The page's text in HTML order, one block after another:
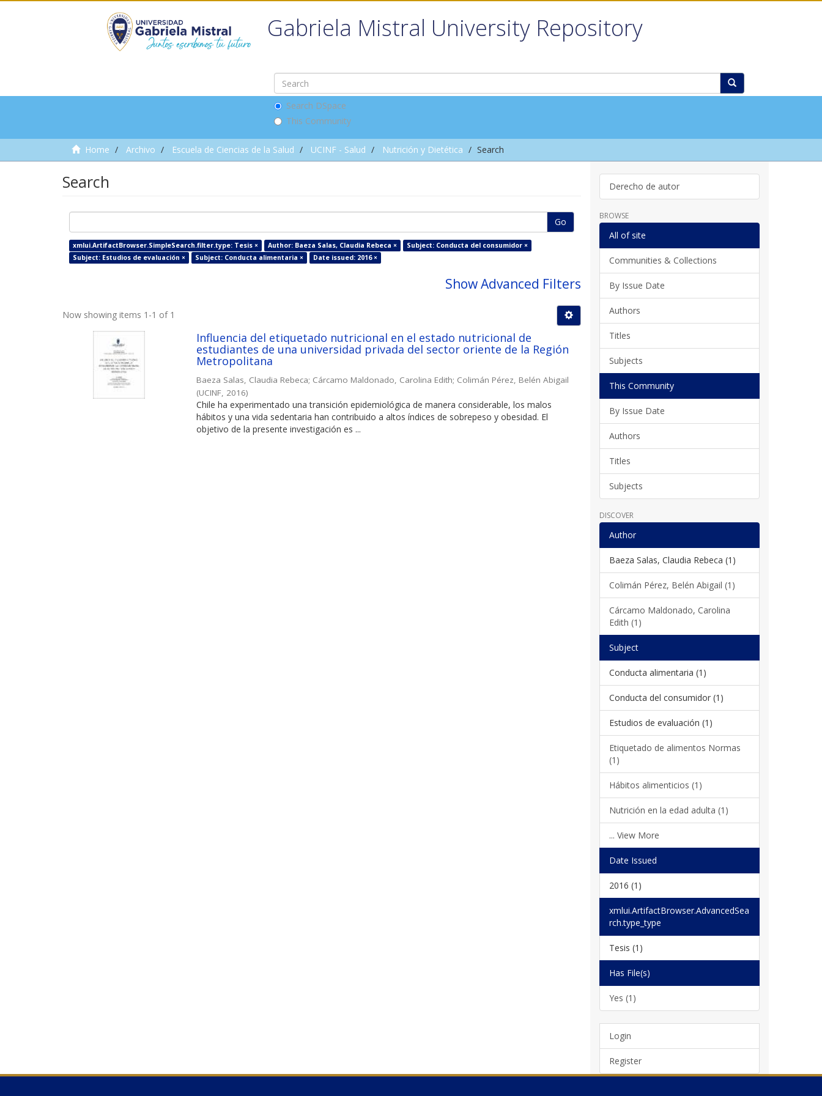
Gabriela Mistral University Repository
Search DSpace
This Community
Home Archivo Escuela de Ciencias de la Salud UCINF - Salud Nutrición y Dietética Search
Search
Go
xmlui.ArtifactBrowser.SimpleSearch.filter.type: Tesis × Author: Baeza Salas, Claudia Rebeca ×
Subject: Conducta del consumidor ×
Subject: Estudios de evaluación ×
Subject: Conducta alimentaria × Date issued: 2016 ×
Show Advanced Filters
Now showing items 1-1 of 1
Influencia del etiquetado nutricional en el estado nutricional de
estudiantes de una universidad privada del sector oriente de la Región
Metropolitana
Baeza Salas, Claudia Rebeca; Cárcamo Maldonado, Carolina Edith; Colimán Pérez, Belén Abigail
(UCINF 2016)
Chile ha experimentado una transición epidemiológica de manera considerable, los malos
hábitos y una vida sedentaria han contribuido a altos índices de sobrepeso y obesidad. El
objetivo de la presente investigación es ...
Derecho de autor
BROWSE
All of site
Communities & Collections
By Issue Date
Authors
Titles
Subjects
This Community
By Issue Date
Authors
Titles
Subjects
DISCOVER
Author
Baeza Salas, Claudia Rebeca (1)
Colimán Pérez, Belén Abigail (1)
Cárcamo Maldonado, Carolina
Edith (1)
Subject
Conducta alimentaria (1)
Conducta del consumidor (1)
Estudios de evaluación (1)
Etiquetado de alimentos Normas
(1)
Hábitos alimenticios (1)
Nutrición en la edad adulta (1)
... View More
Date Issued
2016 (1)
xmlui.ArtifactBrowser.AdvancedSea
rch.type_type
Tesis (1)
Has File(s)
Yes (1)
Login
Register